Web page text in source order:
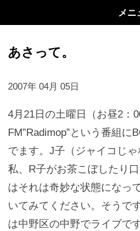
メニ
あさって。
2007年 04月 05日
4月21日の土曜日（お昼2：
FM”Radimop”という番組に
でます。J子（ジャイコじゃ
私、R子がお茶こぼしたり
はそれは奇妙な状態になっ
いてみてください。そうで
は中野区の中野でライブで